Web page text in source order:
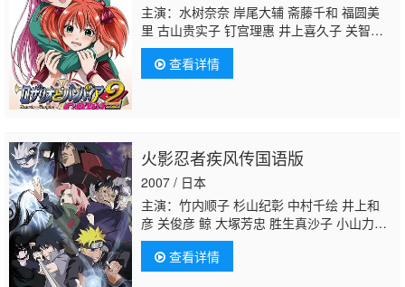
主演：水树奈奈 岸尾大辅 斋藤千和 福圆美
里 古山贵实子 钉宫理惠 井上喜久子 关智
一 千叶纱子 子安武人 矢作纱友里 后藤沙绪
里 阿澄佳奈 真堂圭 本多知惠子 皆口裕子 川
村万梨阿 国府田麻理子 冰上恭子 松本和香
卷光宏 金光宣明 井上伦宏 森功至
查看详情
火影忍者疾风传国语版
2007 / 日本
主演：竹内顺子 杉山纪彰 中村千绘 井上和
彦 关俊彦 鲸 大塚芳忠 胜生真沙子 小山力
也 日野聪 森久保祥太郎 伊藤健太郎 柚木凉
香 小杉十郎太 增川洋一 远近孝一 田村由香
里 江原正士 水树奈奈 鸟海浩辅 川田绅司 落
查看详情